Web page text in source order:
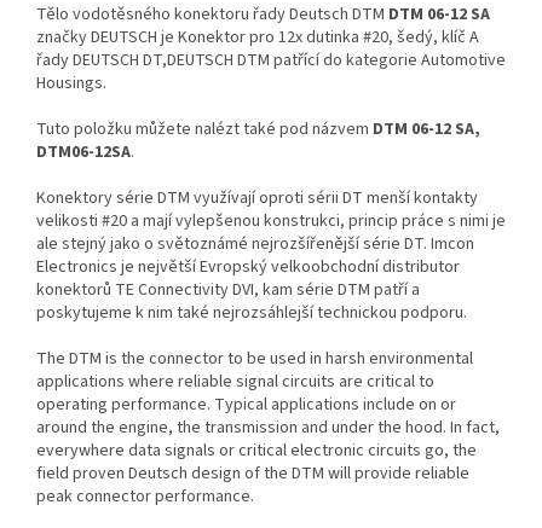
Tělo vodotěsného konektoru řady Deutsch DTM DTM 06-12 SA
značky DEUTSCH je Konektor pro 12x dutinka #20, šedý, klíč A
řady DEUTSCH DT,DEUTSCH DTM patřící do kategorie Automotive
Housings.
Tuto položku můžete nalézt také pod názvem DTM 06-12 SA,
DTM06-12SA.
Konektory série DTM využívají oproti sérii DT menší kontakty
velikosti #20 a mají vylepšenou konstrukci, princip práce s nimi je
ale stejný jako o světoznámé nejrozšířenější série DT. Imcon
Electronics je největší Evropský velkoobchodní distributor
konektorů TE Connectivity DVI, kam série DTM patří a
poskytujeme k nim také nejrozsáhlejší technickou podporu.
The DTM is the connector to be used in harsh environmental
applications where reliable signal circuits are critical to
operating performance. Typical applications include on or
around the engine, the transmission and under the hood. In fact,
everywhere data signals or critical electronic circuits go, the
field proven Deutsch design of the DTM will provide reliable
peak connector performance.